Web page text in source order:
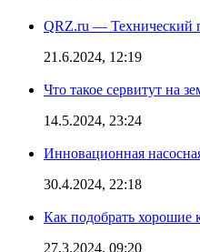
QRZ.ru — Технический
21.6.2024, 12:19
Что такое сервитут на
14.5.2024, 23:24
Инновационная
30.4.2024, 22:18
Как подобрать хорошие
27.3.2024, 09:20